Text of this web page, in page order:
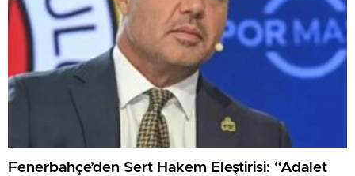
Fenerbahçe’den Sert Hakem Eleştirisi: “Adalet